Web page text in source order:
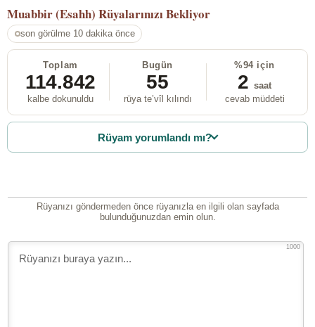
Muabbir (Esahh) Rüyalarınızı Bekliyor
son görülme 10 dakika önce
Toplam
114.842
kalbe dokunuldu
Bugün
55
rüya te’vîl kılındı
%94 için
2 saat
cevab müddeti
Rüyam yorumlandı mı?
Rüyanızı göndermeden önce rüyanızla en ilgili olan sayfada
bulunduğunuzdan emin olun.
1000